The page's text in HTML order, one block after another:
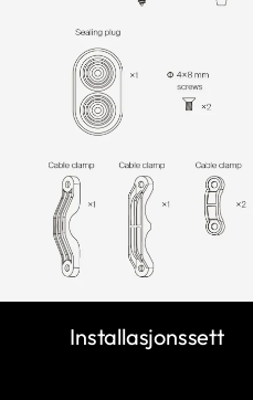
Installasjonssett